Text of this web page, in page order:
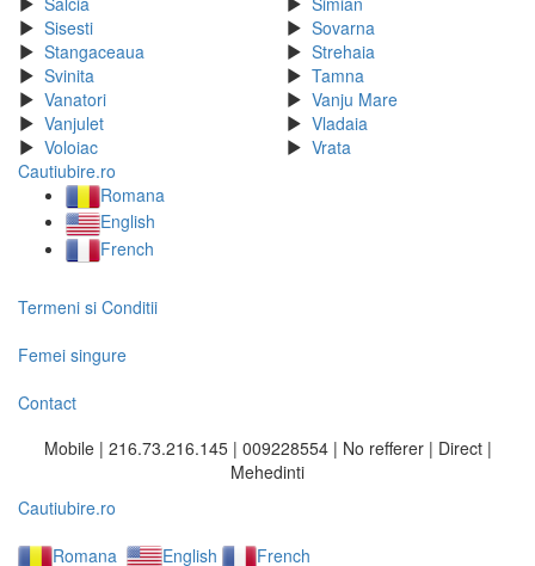
Sisesti
Sovarna
Stangaceaua
Strehaia
Svinita
Tamna
Vanatori
Vanju Mare
Vanjulet
Vladaia
Voloiac
Vrata
Cautiubire.ro
Romana
English
French
Termeni si Conditii
Femei singure
Contact
Mobile | 216.73.216.145 | 009228554 | No refferer | Direct |
Mehedinti
Cautiubire.ro
Romana
English French